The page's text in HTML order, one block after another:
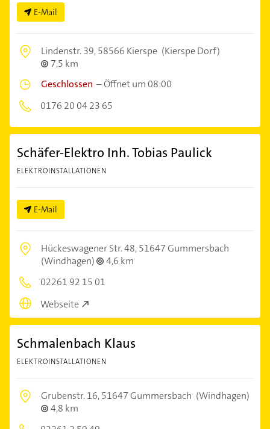
E-Mail
Lindenstr. 39,58566 Kierspe (Kierspe Dorf)
7,5 km
Geschlossen –Öffnet um 08:00
0176 20 04 23 65
Schäfer-Elektro Inh. Tobias Paulick
ELEKTROINSTALLATIONEN
E-Mail
Hückeswagener Str. 48,51647 Gummersbach
(Windhagen)
4,6 km
02261 92 15 01
Webseite
Schmalenbach Klaus
ELEKTROINSTALLATIONEN
Grubenstr. 16,51647 Gummersbach (Windhagen)
4,8 km